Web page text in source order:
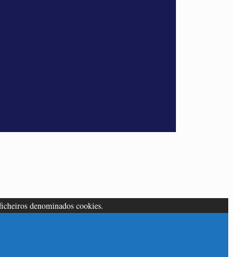
denominados cookies.